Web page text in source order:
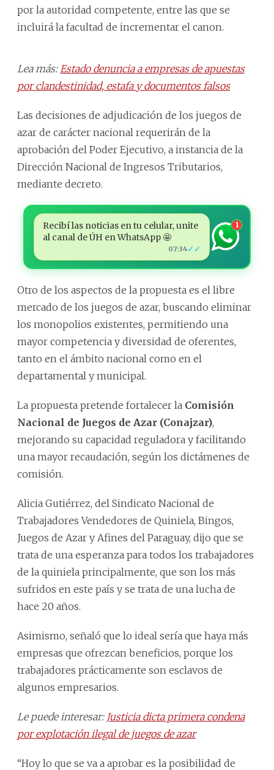
por la autoridad competente, entre las que se
incluirá la facultad de incrementar el canon.
Lea más: Estado denuncia a empresas de apuestas
por clandestinidad, estafa y documentos falsos
Las decisiones de adjudicación de los juegos de
azar de carácter nacional requerirán de la
aprobación del Poder Ejecutivo, a instancia de la
Dirección Nacional de Ingresos Tributarios,
mediante decreto.
Recibí las noticias en tu celular, unite
al canal de ÚH en WhatsApp 🤩
07:34✓✓
1
Otro de los aspectos de la propuesta es el libre
mercado de los juegos de azar, buscando eliminar
los monopolios existentes, permitiendo una
mayor competencia y diversidad de oferentes,
tanto en el ámbito nacional como en el
departamental y municipal.
La propuesta pretende fortalecer la Comisión
Nacional de Juegos de Azar (Conajzar),
mejorando su capacidad reguladora y facilitando
una mayor recaudación, según los dictámenes de
comisión.
Alicia Gutiérrez, del Sindicato Nacional de
Trabajadores Vendedores de Quiniela, Bingos,
Juegos de Azar y Afines del Paraguay, dijo que se
trata de una esperanza para todos los trabajadores
de la quiniela principalmente, que son los más
sufridos en este país y se trata de una lucha de
hace 20 años.
Asimismo, señaló que lo ideal sería que haya más
empresas que ofrezcan beneficios, porque los
trabajadores prácticamente son esclavos de
algunos empresarios.
Le puede interesar: Justicia dicta primera condena
por explotación ilegal de juegos de azar
“Hoy lo que se va a aprobar es la posibilidad de